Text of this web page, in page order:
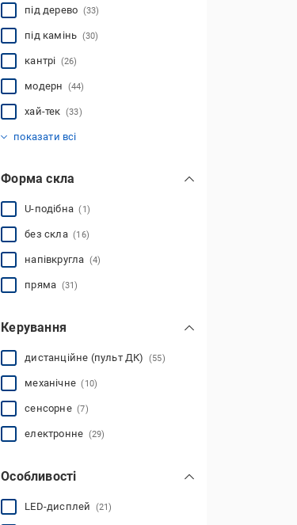
під дерево (33)
під камінь (30)
кантрі (26)
модерн (44)
хай-тек (33)
показати всі
Форма скла
U-подібна(1)
без скла(16)
напівкругла (4)
пряма (31)
Керування
дистанційне (пульт ДК) (55)
механічне(10)
сенсорне(7)
електронне (29)
Особливості
LED-дисплей (21)